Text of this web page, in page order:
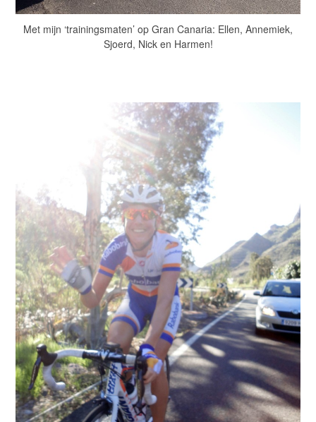
Met mijn ‘trainingsmaten’ op Gran Canaria: Ellen, Annemiek,
Sjoerd, Nick en Harmen!